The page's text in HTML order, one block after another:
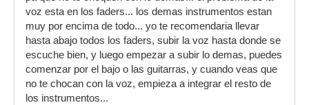
voz esta en los faders... los demas instrumentos estan
muy por encima de todo... yo te recomendaria llevar
hasta abajo todos los faders, subir la voz hasta donde se
escuche bien, y luego empezar a subir lo demas, puedes
comenzar por el bajo o las guitarras, y cuando veas que
no te chocan con la voz, empieza a integrar el resto de
los instrumentos...